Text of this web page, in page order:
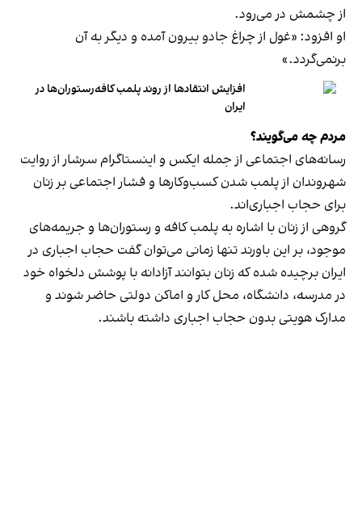
از چشمش در می‌رود.
او افزود: «غول از چراغ جادو بیرون آمده و دیگر به آن
برنمی‎‌گردد.»
افزایش انتقادها از روند پلمب کافه‌رستوران‌ها در
ایران
مردم چه می‌گویند؟
رسانه‎‌های اجتماعی از جمله ایکس و اینستاگرام سرشار از روایت
شهروندان از پلمب شدن کسب‌وکارها و فشار اجتماعی بر زنان
برای حجاب اجباری‌اند.
گروهی از زنان با اشاره به پلمب کافه و رستوران‌ها و جریمه‌های
موجود، بر این باورند تنها زمانی می‌توان گفت حجاب اجباری در
ایران برچیده شده که زنان بتوانند آزادانه با پوشش دلخواه خود
در مدرسه، دانشگاه، محل کار و اماکن دولتی حاضر شوند و
مدارک هویتی بدون حجاب اجباری داشته باشند.